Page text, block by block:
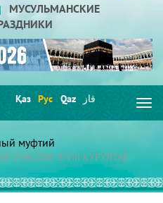
МУСУЛЬМАНСКИЕ
Қаз Рус Qaz قاز
муфтий
УЧАСТИЕ В VIII КУРУЛТАЕ